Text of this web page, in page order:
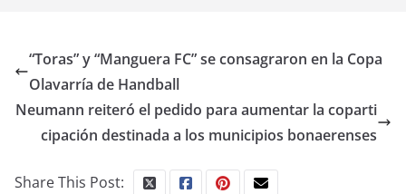
“Toras” y “Manguera FC” se consagraron en la Copa
Olavarría de Handball
Neumann reiteró el pedido para aumentar la coparti
cipación destinada a los municipios bonaerenses
Share This Post: